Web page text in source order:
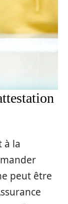
à la
peut être